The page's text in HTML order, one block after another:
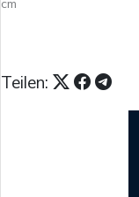
cm
Teilen: